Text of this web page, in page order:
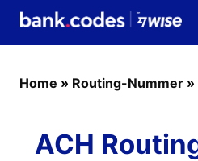
Home » Routing-Nummer »
ACH